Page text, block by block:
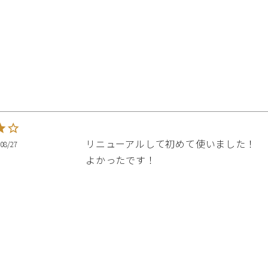
27
リニューアルして初めて使いました！
よかったです！